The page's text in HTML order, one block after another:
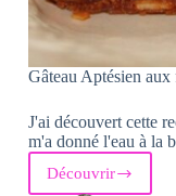
Gâteau Aptésien
J'ai découvert cette
m'a donné l'eau à la
Découvrir
Gâteau